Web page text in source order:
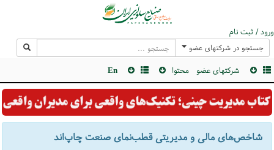
ورود / ثبت نام
جستجو در شرکتهای عضو
شرکتهای عضو محتوا En
شاخص‌های مالی و مدیریتی قطب‌نمای صنعت چاپ‌اند